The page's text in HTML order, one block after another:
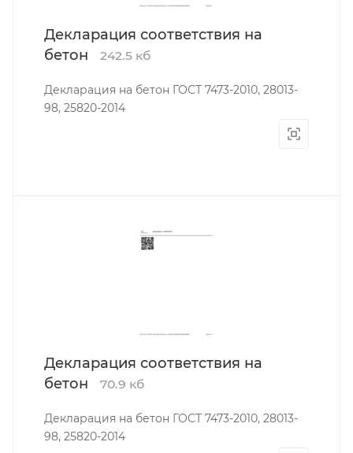
Декларация соответствия на
бетон
242.5 кб
Декларация на бетон ГОСТ 7473-2010, 28013-
98, 25820-2014
Декларация соответствия на
бетон
70.9 кб
Декларация на бетон ГОСТ 7473-2010, 28013-
98, 25820-2014